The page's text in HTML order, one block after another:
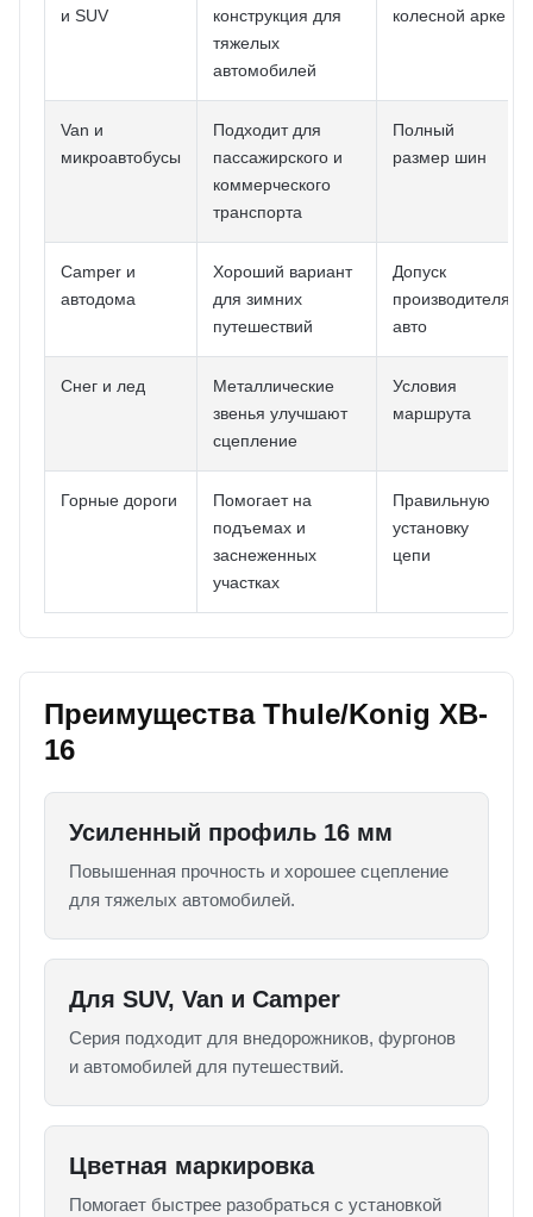
и SUV
конструкция для
тяжелых
автомобилей
колесной арке
Van и
микроавтобусы
Подходит для
пассажирского и
коммерческого
транспорта
Полный
размер шин
Camper и
автодома
Хороший вариант
для зимних
путешествий
Допуск
производителя
авто
Снег и лед
Металлические
звенья улучшают
сцепление
Условия
маршрута
Горные дороги
Помогает на
подъемах и
заснеженных
участках
Правильную
установку
цепи
Преимущества Thule/Konig XB-
16
Усиленный профиль 16 мм
Повышенная прочность и хорошее сцепление
для тяжелых автомобилей.
Для SUV, Van и Camper
Серия подходит для внедорожников, фургонов
и автомобилей для путешествий.
Цветная маркировка
Помогает быстрее разобраться с установкой